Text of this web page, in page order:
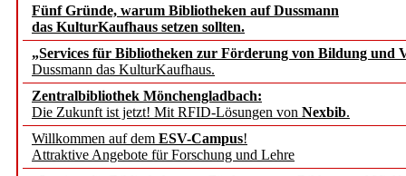
Fünf Gründe, warum Bibliotheken auf Dussmann
das KulturKaufhaus setzen sollten.
„Services für Bibliotheken zur Förderung von Bildung und
Dussmann das KulturKaufhaus.
Zentralbibliothek Mönchengladbach:
Die Zukunft ist jetzt! Mit RFID-Lösungen von Nexbib.
Willkommen auf dem ESV-Campus!
Attraktive Angebote für Forschung und Lehre
Segment Research –
angepasst
konstruktiv!